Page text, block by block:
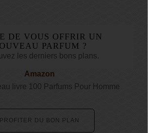
DE VOUS OFFRIR UN
PARFUM ?
les derniers bons plans.
Amazon
livre 100 Parfums Pour Homme
PROFITER DU BON PLAN